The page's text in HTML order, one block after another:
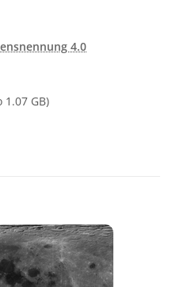
4.0
Commons
1.07 GB)